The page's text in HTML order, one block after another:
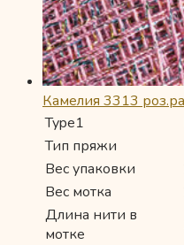
Камелия 3313
Type1
Тип пряжи
Вес упаковки
Вес мотка
Длина нити в
мотке